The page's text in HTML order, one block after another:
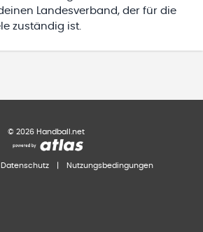
Landesverband, der für die
zuständig ist.
© 2026 Handball.net
Datenschutz Nutzungsbedingungen